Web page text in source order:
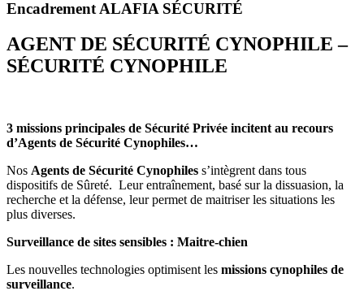
Encadrement ALAFIA SÉCURITÉ
AGENT DE SÉCURITÉ CYNOPHILE –
SÉCURITÉ CYNOPHILE
3 missions principales de Sécurité Privée incitent au recours
d’Agents de Sécurité Cynophiles…
Nos Agents de Sécurité Cynophiles s’intègrent dans tous
dispositifs de Sûreté. Leur entraînement, basé sur la dissuasion, la
recherche et la défense, leur permet de maitriser les situations les
plus diverses.
Surveillance de sites sensibles : Maitre-chien
Les nouvelles technologies optimisent les missions cynophiles de
surveillance.